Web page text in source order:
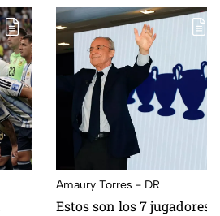
Amaury Torres - DR
Estos son los 7 jugadores